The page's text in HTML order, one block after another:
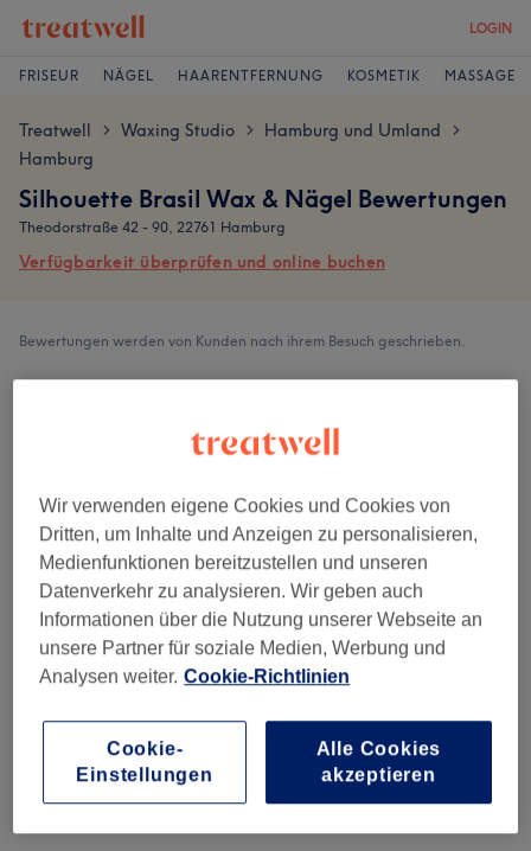
LOGIN
FRISEUR NÄGEL HAARENTFERNUNG KOSMETIK MASSAGE
Treatwell > Waxing Studio > Hamburg und Umland >
Hamburg
Silhouette Brasil Wax & Nägel Bewertungen
Theodorstraße 42 - 90, 22761 Hamburg
Verfügbarkeit überprüfen und online buchen
Bewertungen werden von Kunden nach ihrem Besuch geschrieben.
Ambiente
Sauberkeit
Service
Behandlung Alle Bewertungen
Wir verwenden eigene Cookies und Cookies von
Dritten, um Inhalte und Anzeigen zu personalisieren,
Medienfunktionen bereitzustellen und unseren
Datenverkehr zu analysieren. Wir geben auch
Informationen über die Nutzung unserer Webseite an
unsere Partner für soziale Medien, Werbung und
Analysen weiter. Cookie-Richtlinien
Cookie-
Einstellungen
Alle Cookies
akzeptieren